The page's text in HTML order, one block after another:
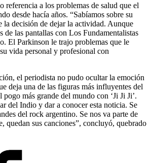
referencia a los problemas de salud que el
desde hacía años. “Sabíamos sobre su
la decisión de dejar la actividad. Aunque
de las pantallas con Los Fundamentalistas
El Parkinson le trajo problemas que le
vida personal y profesional con
el periodista no pudo ocultar la emoción
deja una de las figuras más influyentes del
más grande del mundo con ‘Ji Ji Ji’.
del Indio y dar a conocer esta noticia. Se
del rock argentino. Se nos va parte de
quedan sus canciones”, concluyó, quebrado